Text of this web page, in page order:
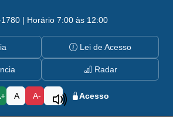
| Horário 7:00 às 12:00
Lei de Acesso
Radar
A A- Acesso